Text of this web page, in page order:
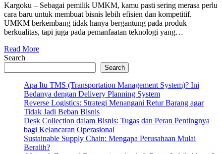
Kargoku – Sebagai pemilik UMKM, kamu pasti sering merasa perlu
cara baru untuk membuat bisnis lebih efisien dan kompetitif.
UMKM berkembang tidak hanya bergantung pada produk
berkualitas, tapi juga pada pemanfaatan teknologi yang…
Read More
Search
Search
Apa Itu TMS (Transportation Management System)? Ini
Bedanya dengan Delivery Planning System
Reverse Logistics: Strategi Menangani Retur Barang agar
Tidak Jadi Beban Bisnis
Desk Collection dalam Bisnis: Tugas dan Peran Pentingnya
bagi Kelancaran Operasional
Sustainable Supply Chain: Mengapa Perusahaan Mulai
Beralih?